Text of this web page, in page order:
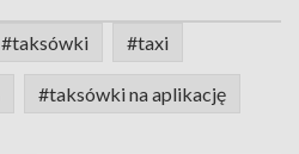
#taksówki #taxi
#taksówki na aplikację